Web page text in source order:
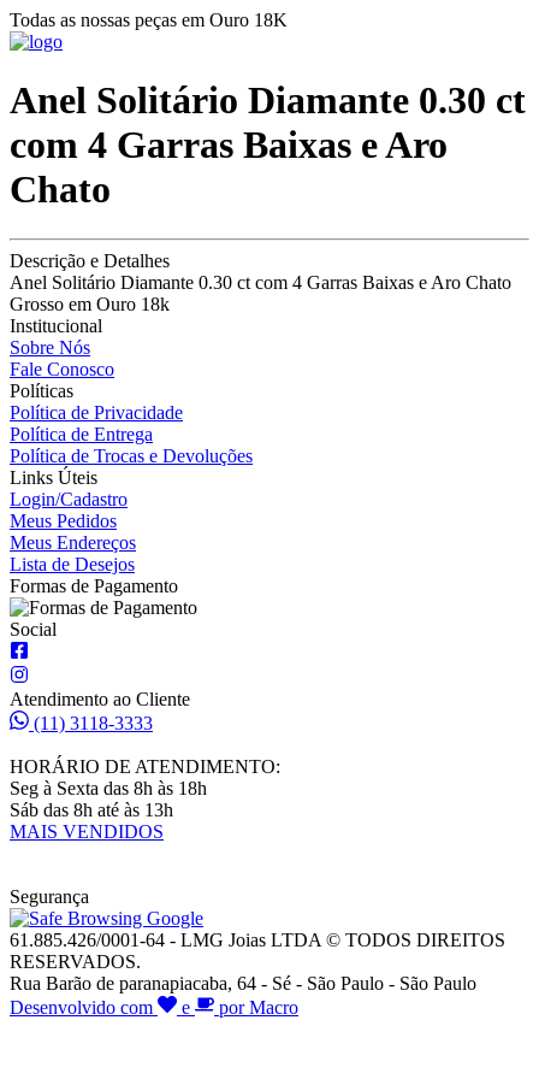
Todas as nossas peças em Ouro 18K
Anel Solitário Diamante 0.30 ct
com 4 Garras Baixas e Aro
Chato
Descrição e Detalhes
Anel Solitário Diamante 0.30 ct com 4 Garras Baixas e Aro Chato
Grosso em Ouro 18k
Institucional
Sobre Nós
Fale Conosco
Políticas
Política de Privacidade
Política de Entrega
Política de Trocas e Devoluções
Links Úteis
Login/Cadastro
Meus Pedidos
Meus Endereços
Lista de Desejos
Formas de Pagamento
Social
Atendimento ao Cliente
(11) 3118-3333
HORÁRIO DE ATENDIMENTO:
Seg à Sexta das 8h às 18h
Sáb das 8h até às 13h
MAIS VENDIDOS
Segurança
61.885.426/0001-64 - LMG Joias LTDA © TODOS DIREITOS
RESERVADOS.
Rua Barão de paranapiacaba, 64 - Sé - São Paulo - São Paulo
Desenvolvido com
e por Macro